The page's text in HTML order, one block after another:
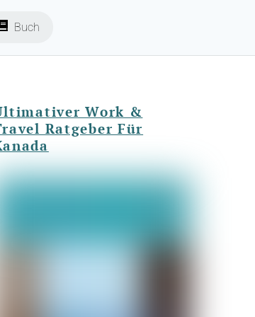
Buch
Work &
Ratgeber Für